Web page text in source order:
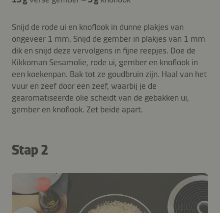
Snijd de rode ui en knoflook in dunne plakjes van
ongeveer 1 mm. Snijd de gember in plakjes van 1 mm
dik en snijd deze vervolgens in fijne reepjes. Doe de
Kikkoman Sesamolie, rode ui, gember en knoflook in
een koekenpan. Bak tot ze goudbruin zijn. Haal van het
vuur en zeef door een zeef, waarbij je de
gearomatiseerde olie scheidt van de gebakken ui,
gember en knoflook. Zet beide apart.
Stap 2